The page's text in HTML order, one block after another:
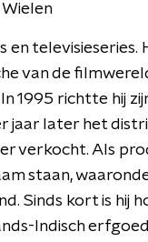
televisieseries.
van de
1995 richtte hij
jaar later het
verkocht. Als
staan,
Sinds kort is hij
Indisch